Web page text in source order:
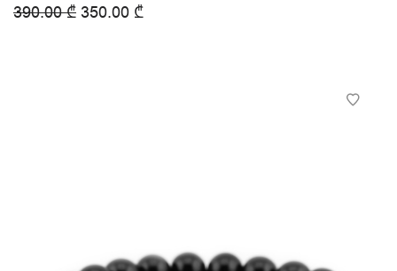
390.00₾ 350.00 ₾